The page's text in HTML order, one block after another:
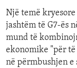
Një temë
jashtëm të G7-ës
mund të
ekonomike "për
në përmbushjen